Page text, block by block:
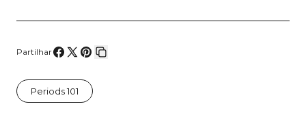
Partilhar
no
Facebook
no
X
no
Pinterest
Periods 101